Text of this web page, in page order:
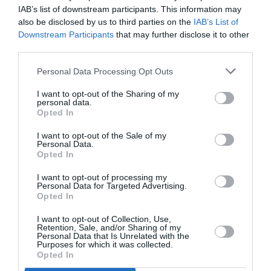
IAB’s list of downstream participants. This information may
also be disclosed by us to third parties on the IAB’s List of
Downstream Participants that may further disclose it to other
Personal Data Processing Opt Outs
I want to opt-out of the Sharing of my
personal data.
Opted In
I want to opt-out of the Sale of my
Personal Data.
Opted In
I want to opt-out of processing my
Personal Data for Targeted Advertising.
Opted In
I want to opt-out of Collection, Use,
Retention, Sale, and/or Sharing of my
Personal Data that Is Unrelated with the
Purposes for which it was collected.
Opted In
Μαγουλιώτης για
την παράσταση
«Ο σκύλος, η
μαχαίρι»
Καλαβριανός και
η Γαλήνη
Χατζηπασχάλη
«Μήδεια» του
Μποστ
ΘΕΑΤΡΟ - ΧΟΡΟΣ / VIDEO
Ο Ηλίας
Χατζηγεωργίου
και ο Περικλής
Πετράκης για το
Urban Dance
Contest του
Φεστιβάλ
Επιδαύρου
ΘΕΑΤΡΟ - ΧΟΡΟΣ / VIDEO
Διαμαντής για
τον απόλυτο
«Χιροσίμα,